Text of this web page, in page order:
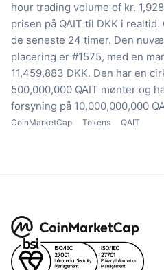
hour trading volume of kr.
prisen på QAIT til DKK i realtid.
de seneste 24 timer. Den
placering er #1575, med en
11,459,883 DKK. Den har en
500,000,000 QAIT mønter og
forsyning på 10,000,000,000
CoinMarketCap Tokens QAIT